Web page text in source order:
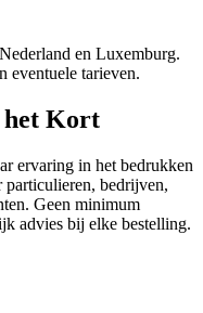
en Luxemburg.
eventuele tarieven.
Kort
ervaring in het bedrukken
bedrijven,
Geen minimum
advies bij elke bestelling.